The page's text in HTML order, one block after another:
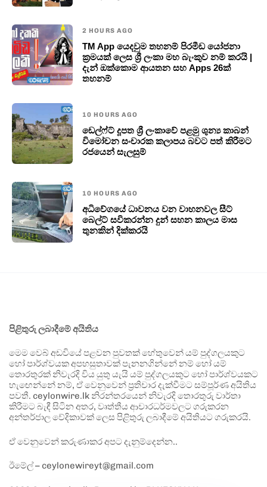
2 HOURS AGO
TM App යෙදවුම තහනම් පිරමීඩ යෝජනා
ක්‍රමයක් ලෙස ශ්‍රී ලංකා මහ බැංකුව නම් කරයි |
දැන් ඔක්කොම ආයතන සහ Apps 26ක්
තහනම්
10 HOURS AGO
ඩෙල්ෆ්ට් දූපත ශ්‍රී ලංකාවේ පළමු ශුන්‍ය කාබන්
විමෝචන සංචාරක කලාපය බවට පත් කිරීමට
රජයෙන් සැලසුම්
10 HOURS AGO
අධිවේගයේ ධාවනය වන වාහනවල සීට්
බෙල්ට් සවිකරන්න දුන් සහන කාලය මාස
තුනකින් දික්කරයි
පිළිතුරු ලබාදීමේ අයිතිය
මෙම වෙබ් අඩවියේ පළවන පුවතක් හේතුවෙන් යම් පුද්ගලයකුට
හෝ පාර්ශ්වයක අපහසුතාවක් පැනනගින්නේ නම් හෝ යම්
තොරතුරක් නිවැරදි විය යුතු යැයි යම් පුද්ගලයකුට හෝ පාර්ශ්වයකට
හැඟෙන්නේ නම්, ඒ වෙනුවෙන් ප්‍රතිචාර දැක්වීමට සම්පූර්ණ අයිතිය
පවතී. ceylonwire.lk නිරන්තරයෙන් නිවැරදි තොරතුරු වාර්තා
කිරීමට බැඳී සිටින අතර, වෘත්තීය ආචාරධර්මවලට ගරුකරන
අන්තර්ජාල වේදිකාවක් ලෙස පිළිතුරු ලබාදීමේ අයිතියට ගරුකරයි.
ඒ වෙනුවෙන් කරුණාකර අපට දැනුම්දෙන්න..
ඊමේල් – ceylonewireyt@gmail.com